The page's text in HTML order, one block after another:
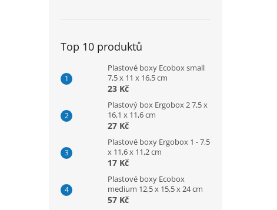
Top 10 produktů
Plastové boxy Ecobox small
7,5 x 11 x 16,5 cm
23 Kč
Plastový box Ergobox 2 7,5 x
16,1 x 11,6 cm
27 Kč
Plastové boxy Ergobox 1 - 7,5
x 11,6 x 11,2 cm
17 Kč
Plastové boxy Ecobox
medium 12,5 x 15,5 x 24 cm
57 Kč